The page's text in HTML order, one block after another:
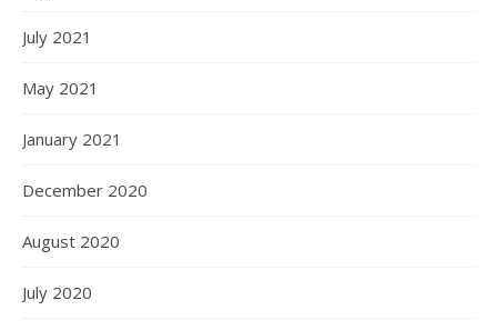
July 2021
May 2021
January 2021
December 2020
August 2020
July 2020